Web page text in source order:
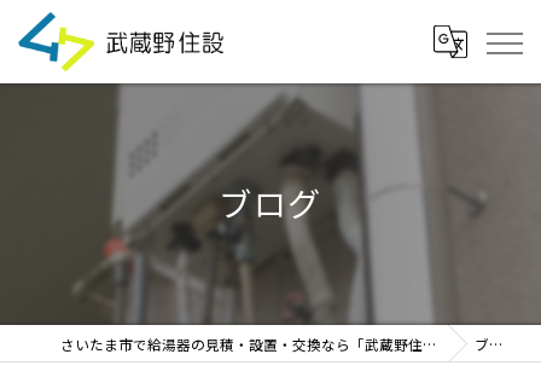
ブログ
さいたま市で給湯器の見積・設置・交換なら「武蔵野住設」 ブログ